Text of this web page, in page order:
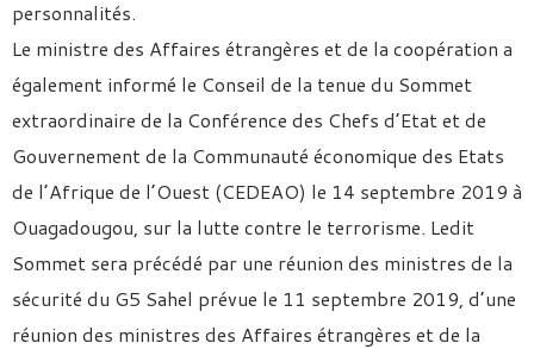
personnalités.
Le ministre des Affaires étrangères et de la coopération a
également informé le Conseil de la tenue du Sommet
extraordinaire de la Conférence des Chefs d’Etat et de
Gouvernement de la Communauté économique des Etats
de l’Afrique de l’Ouest (CEDEAO) le 14 septembre 2019 à
Ouagadougou, sur la lutte contre le terrorisme. Ledit
Sommet sera précédé par une réunion des ministres de la
sécurité du G5 Sahel prévue le 11 septembre 2019, d’une
réunion des ministres des Affaires étrangères et de la